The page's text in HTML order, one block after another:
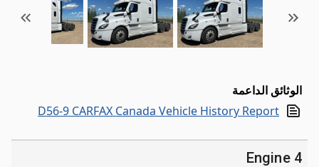
الوثائق الداعمة
D56-9 CARFAX Canada Vehicle History Report
4 Engine